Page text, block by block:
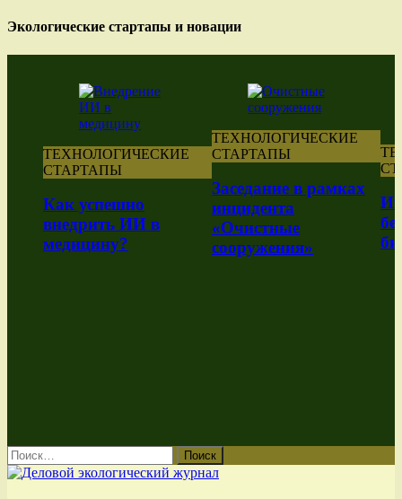
Экологические стартапы и новации
ТЕХНОЛОГИЧЕСКИЕ
СТАРТАПЫ
Как успешно
внедрить ИИ в
медицину?
ТЕХНОЛОГИЧЕСКИЕ
СТАРТАПЫ
Заседание в рамках
инцидента
«Очистные
сооружения»
Найти: